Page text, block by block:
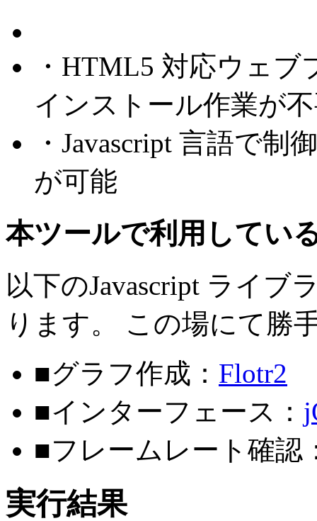
・HTML5 対応ウェ
インストール作業が
・Javascript 言語で
が可能
本ツールで利用してい
以下のJavascript ライブ
ります。 この場にて勝
■グラフ作成： Flotr2
■インターフェース：
■フレームレート確認
実行結果